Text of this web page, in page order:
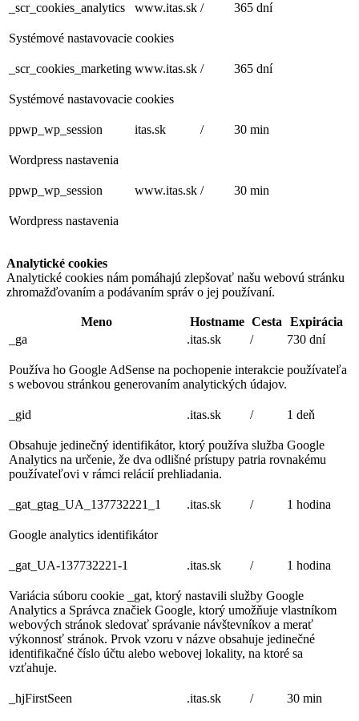
_scr_cookies_analytics www.itas.sk / 365 dní
Systémové nastavovacie cookies
_scr_cookies_marketing www.itas.sk / 365 dní
Systémové nastavovacie cookies
ppwp_wp_session itas.sk / 30 min
Wordpress nastavenia
ppwp_wp_session www.itas.sk / 30 min
Wordpress nastavenia
Analytické cookies
Analytické cookies nám pomáhajú zlepšovať našu webovú stránku
zhromažďovaním a podávaním správ o jej používaní.
Meno Hostname Cesta
Expirácia
_ga
.itas.sk / 730 dní
Používa ho Google AdSense na pochopenie interakcie používateľa
s webovou stránkou generovaním analytických údajov.
_gid .itas.sk / 1 deň
Obsahuje jedinečný identifikátor, ktorý používa služba Google
Analytics na určenie, že dva odlišné prístupy patria rovnakému
používateľovi v rámci relácií prehliadania.
_gat_gtag_UA_137732221_1 .itas.sk / 1 hodina
Google analytics identifikátor
_gat_UA-137732221-1 .itas.sk / 1 hodina
Variácia súboru cookie _gat, ktorý nastavili služby Google
Analytics a Správca značiek Google, ktorý umožňuje vlastníkom
webových stránok sledovať správanie návštevníkov a merať
výkonnosť stránok. Prvok vzoru v názve obsahuje jedinečné
identifikačné číslo účtu alebo webovej lokality, na ktoré sa
vzťahuje.
_hjFirstSeen .itas.sk / 30 min